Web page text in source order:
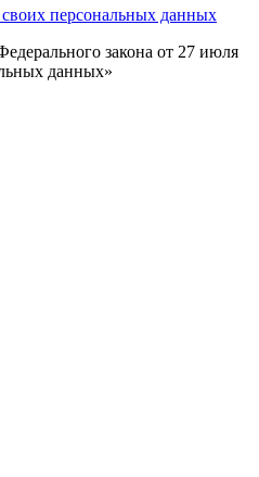
своих персональных данных
закона от 27 июля
данных»